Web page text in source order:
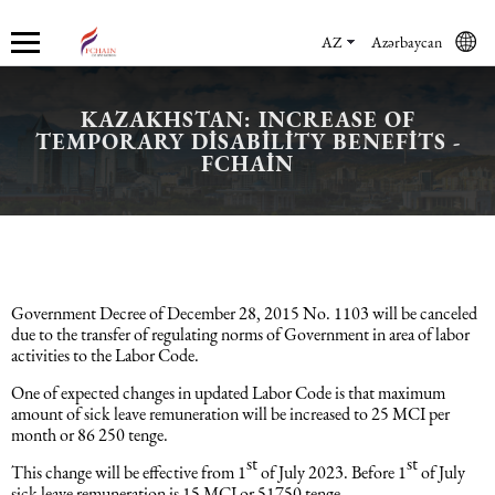
Haqqımızda
Xəbərlər
Xidmətlər
Mühasibat xidmətləri
Uçotun bərpası
Məsləhət Xidmətləri
standartları
Hüquq xidmətləri və konsaltinq
Əmək hüququ
Beynəlxalq (özəl) hüquq
Azərbaycanda miqrasiya xidmətləri
İnsan Resursların uçotu
İnsan Resursların uçotu
Autsorsinq və autstaffinq
Rekrutinq xidmətləri
Marketinq xidmətləri
Marketinq xidmətləri
Ticarət marketinq xidmətləri
AZ Azərbaycan
KAZAKHSTAN: INCREASE OF
TEMPORARY DISABILITY BENEFITS -
FCHAIN
Government Decree of December 28, 2015 No. 1103 will be canceled
due to the transfer of regulating norms of Government in area of labor
activities to the Labor Code.
One of expected changes in updated Labor Code is that maximum
amount of sick leave remuneration will be increased to 25 MCI per
month or 86 250 tenge.
This change will be effective from 1stof July 2023. Before 1stof July